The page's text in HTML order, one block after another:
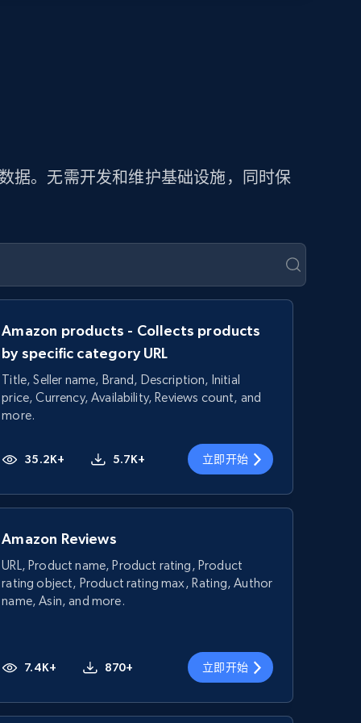
据。无需开发和维护基础设施，同时保
Amazon products - Collects products
by specific category URL
Title, Seller name, Brand, Description, Initial
price, Currency, Availability, Reviews count, and
more.
35.2K+ 5.7K+ 立即开始
Amazon Reviews
URL, Product name, Product rating, Product
rating object, Product rating max, Rating, Author
name, Asin, and more.
7.4K+ 870+ 立即开始